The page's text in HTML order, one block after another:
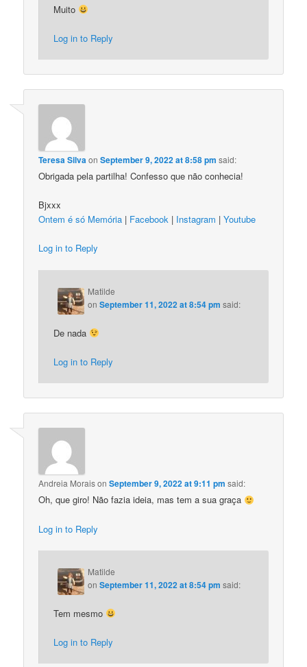
Muito
Log in to Reply
Teresa SilvaonSeptember 9, 2022 at 8:58 pm said:
Obrigada pela partilha! Confesso que não conhecia!
Bjxxx
Ontem é só Memória | Facebook | Instagram |Youtube
Log in to Reply
Matilde
onSeptember 11, 2022 at 8:54 pm said:
De nada
Log in to Reply
Andreia MoraisonSeptember 9, 2022 at 9:11 pm said:
Oh, que giro! Não fazia ideia, mas tem a sua graça
Log in to Reply
Matilde
onSeptember 11, 2022 at 8:54 pm said:
Tem mesmo
Log in to Reply